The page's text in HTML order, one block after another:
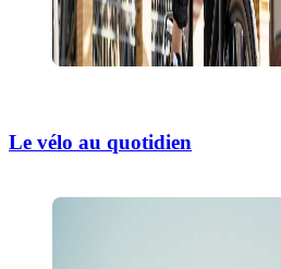
Le vélo au quotidien